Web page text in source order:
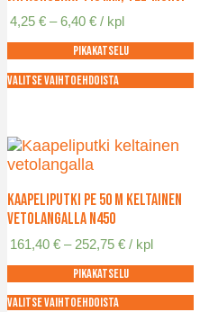
valinnat
tuotteen
sivulla.
4,25€ – 6,40€Hintaluokka:
-
/ kpl
Pikakatselu
Valitse vaihtoehdoista
on
useampi
muunnelma.
Voit
tehdä
valinnat
tuotteen
sivulla.
Kaapeliputki PE 50 m keltainen
vetolangalla N450
161,40€ – 252,75€Hintaluokka:
-
252,75 €
/ kpl
Pikakatselu
Valitse vaihtoehdoista